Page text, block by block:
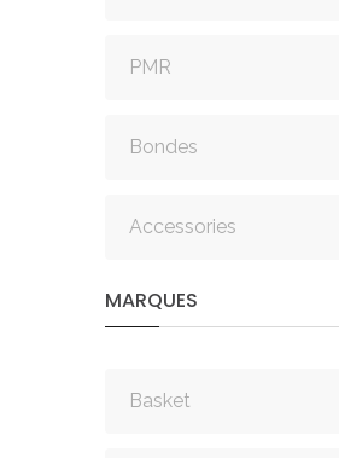
PMR
Bondes
Accessories
MARQUES
Basket